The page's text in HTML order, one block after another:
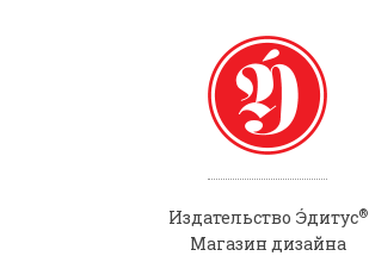
Издательство Э́дитус®
Магазин дизайна